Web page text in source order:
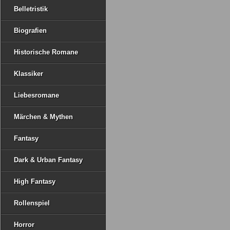
Belletristik
Biografien
Historische Romane
Klassiker
Liebesromane
Märchen & Mythen
Fantasy
Dark & Urban Fantasy
High Fantasy
Rollenspiel
Horror